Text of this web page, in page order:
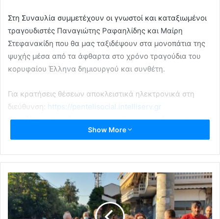
Στη Συναυλία συμμετέχουν οι γνωστοί και καταξιωμένοι
τραγουδιστές Παναγιώτης Ραφαηλίδης και Μαίρη
Στεφανακίδη που θα μας ταξιδέψουν στα μονοπάτια της
ψυχής μέσα από τα άφθαρτα στο χρόνο τραγούδια του
κορυφαίου Έλληνα δημιουργού και συνθέτη.
Για κρατήσεις θέσεων αποκλειστικά ηλεκτρονικά στη
διεύθυνση: https://pentelisocial. intelliserv.gr
Οι πολίτες μπορούν να εγγραφούν και να κάνουν την
κράτησή τους. Παρέχεται δε και η δυνατότητα να
χαρακτηριστικό QR code και να το επιδείξουν κατά την
Ο Δήμος Πεντέλης έχει μεριμνήσει για την εφαρμογή
μέτρων για την προστασία καλλιτεχνών, θεατών και
εργαζομένων:
Show More